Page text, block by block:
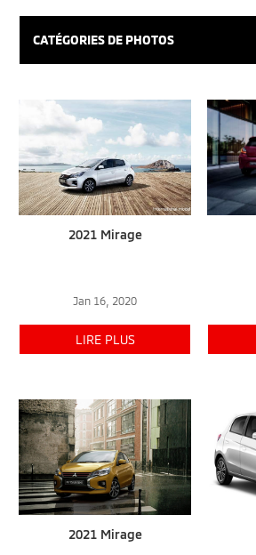
CATÉGORIES DE PHOTOS
2021 Mirage
Jan 16, 2020
LIRE PLUS
2021 Mirage